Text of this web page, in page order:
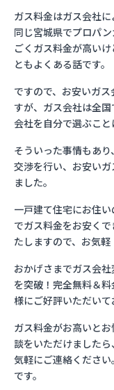
ガス料金はガス会社に
同じ宮城県でプロパ
ごくガス料金が高い
ともよくある話です。
ですので、お安いガ
すが、ガス会社は全
会社を自分で選ぶこと
そういった事情もあ
交渉を行い、お安い
ました。
一戸建て住宅にお住
でガス料金をお安く
たしますので、お気軽
おかげさまでガス会
を突破！完全無料＆
様にご好評いただいて
ガス料金がお高いと
談をいただけました
気軽にご連絡くださ
です。